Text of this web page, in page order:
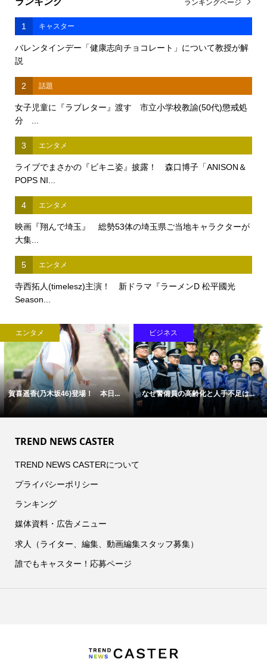
1 キャスター
バレンタインデー「健康志向チョコレート」について教授が解
説
2 話題
女子児童に『ラブレター』渡す 市立小学校教諭(50代)懲戒処
分 ...
3 エンタメ
ライブでまさかの『ビキニ姿』披露！ 森口博子「ANISON＆
POPS NI...
4 エンタメ
映画『翔んで埼玉』 総勢53体の埼玉県ご当地キャラクターが
大集...
5 エンタメ
寺西拓人(timelesz)主演！ 新ドラマ『ラーメンD 松平國光
Season...
ランキングページ
エンタメ
賀喜遥香(乃木坂46)登場！ 本日...
ビジネス
なぜ警備員の高齢化と人手不足は...
TREND NEWS CASTER
TREND NEWS CASTERについて
プライバシーポリシー
ランキング
媒体資料・広告メニュー
求人（ライター、編集、動画編集スタッフ募集）
誰でもキャスター！応募ページ